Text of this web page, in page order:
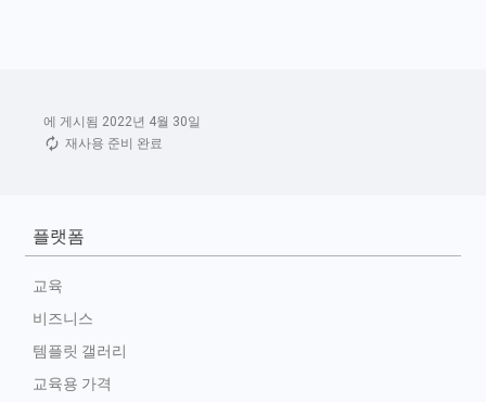
에 게시됨 2022년 4월 30일
재사용 준비 완료
플랫폼
교육
비즈니스
템플릿 갤러리
교육용 가격